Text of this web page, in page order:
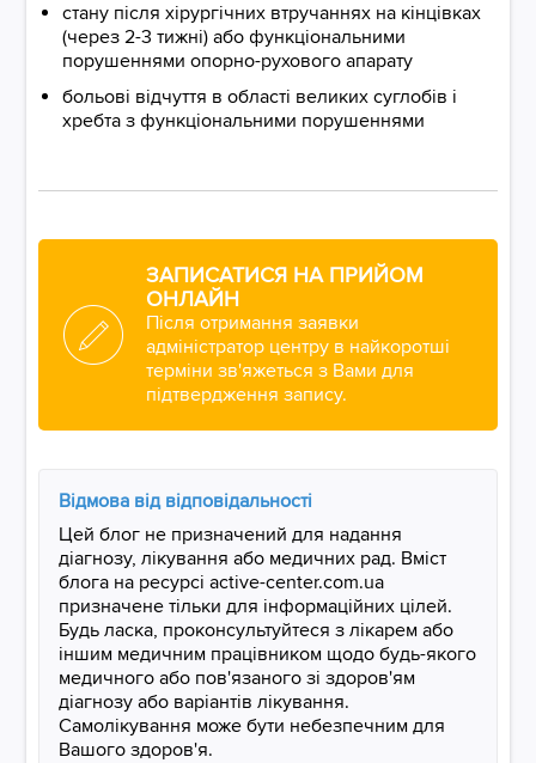
стану після хірургічних втручаннях на кінцівках
(через 2-3 тижні) або функціональними
порушеннями опорно-рухового апарату
больові відчуття в області великих суглобів і
хребта з функціональними порушеннями
ЗАПИСАТИСЯ НА ПРИЙОМ
ОНЛАЙН
Після отримання заявки
адміністратор центру в найкоротші
терміни зв'яжеться з Вами для
підтвердження запису.
Відмова від відповідальності
Цей блог не призначений для надання
діагнозу, лікування або медичних рад. Вміст
блога на ресурсі active-center.com.ua
призначене тільки для інформаційних цілей.
Будь ласка, проконсультуйтеся з лікарем або
іншим медичним працівником щодо будь-якого
медичного або пов'язаного зі здоров'ям
діагнозу або варіантів лікування.
Самолікування може бути небезпечним для
Вашого здоров'я.